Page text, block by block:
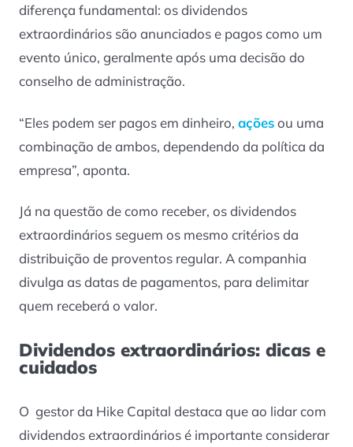
diferença fundamental: os dividendos
extraordinários são anunciados e pagos como um
evento único, geralmente após uma decisão do
conselho de administração.
“Eles podem ser pagos em dinheiro, açõesou uma
combinação de ambos, dependendo da política da
empresa”, aponta.
Já na questão de como receber, os dividendos
extraordinários seguem os mesmo critérios da
distribuição de proventos regular. A companhia
divulga as datas de pagamentos, para delimitar
quem receberá o valor.
Dividendos extraordinários: dicas e
cuidados
O gestor da Hike Capital destaca que ao lidar com
dividendos extraordinários é importante considerar